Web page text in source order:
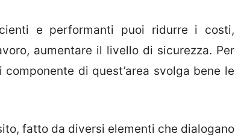
e performanti puoi ridurre i costi,
aumentare il livello di sicurezza. Per
di quest’area svolga bene le
fatto da diversi elementi che dialogano